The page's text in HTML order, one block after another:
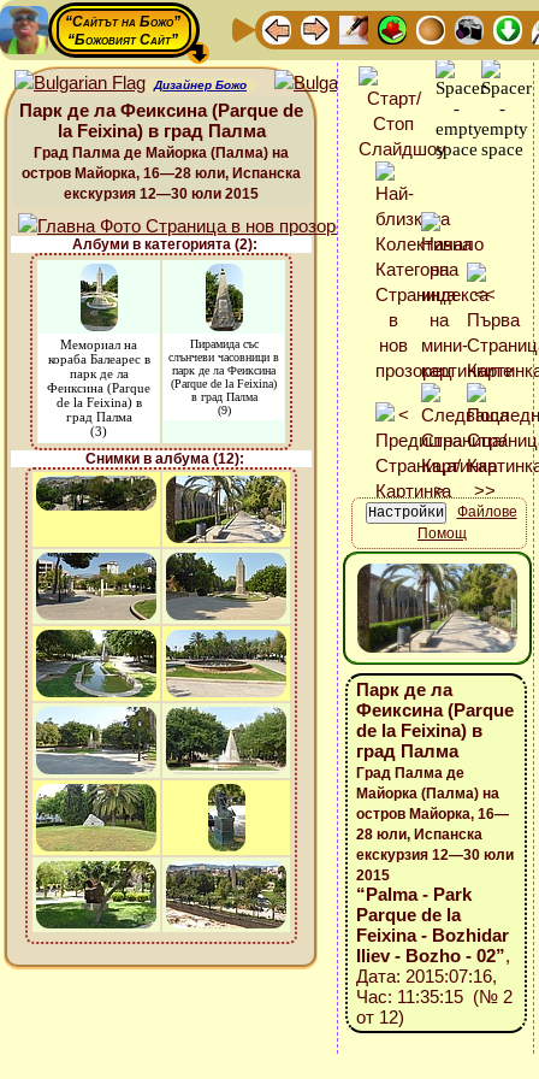
“Сайтът на Божо”
“Божовият Сайт”
Дизайнер Божо
Парк де ла Феиксина (Parque de
la Feixina) в град Палма
Град Палма де Майорка (Палма) на
остров Майорка, 16—28 юли, Испанска
екскурзия 12—30 юли 2015
Албуми в категорията (2):
Мемориал на
кораба Балеарес в
парк де ла
Феиксина (Parque
de la Feixina) в
град Палма
(3)
Пирамида със
слънчеви часовници в
парк де ла Феиксина
(Parque de la Feixina)
в град Палма
(9)
Снимки в албума (12):
Файлове
Помощ
Парк де ла
Феиксина (Parque
de la Feixina) в
град Палма
Град Палма де
Майорка (Палма) на
остров Майорка, 16—
28 юли, Испанска
екскурзия 12—30 юли
2015
“Palma - Park
Parque de la
Feixina - Bozhidar
Iliev - Bozho - 02”,
Дата: 2015:07:16,
Час: 11:35:15 (№ 2
от 12)